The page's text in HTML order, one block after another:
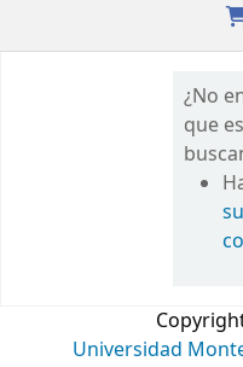
¿No
que
Universidad